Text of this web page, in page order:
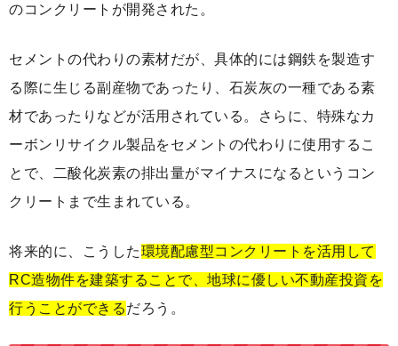
のコンクリートが開発された。
セメントの代わりの素材だが、具体的には鋼鉄を製造す
る際に生じる副産物であったり、石炭灰の一種である素
材であったりなどが活用されている。さらに、特殊なカ
ーボンリサイクル製品をセメントの代わりに使用するこ
とで、二酸化炭素の排出量がマイナスになるというコン
クリートまで生まれている。
将来的に、こうした環境配慮型コンクリートを活用して
RC造物件を建築することで、地球に優しい不動産投資を
行うことができるだろう。